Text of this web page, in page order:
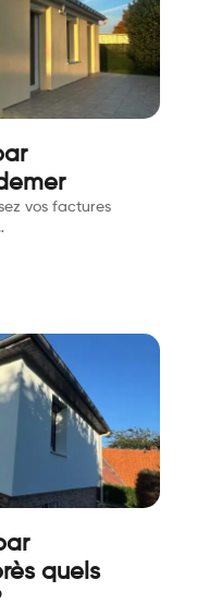
vos factures
quels